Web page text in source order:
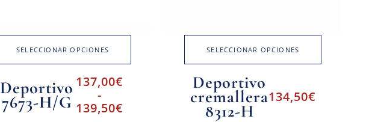
SELECCIONAR OPCIONES
Deportivo
7673-H/G
137,00€
-
139,50€
SELECCIONAR OPCIONES
Deportivo
cremallera
8312-H
134,50€